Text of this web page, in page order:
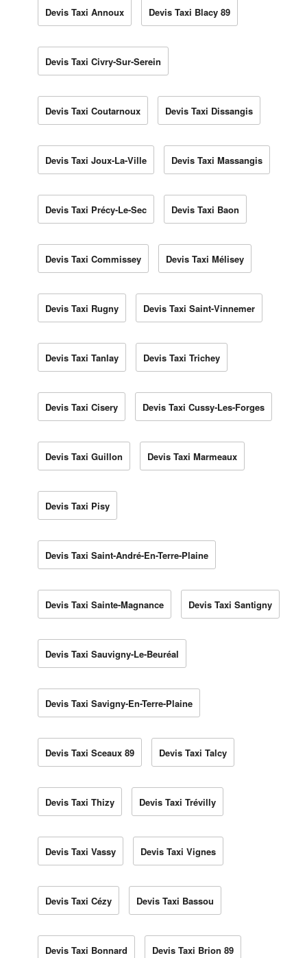
Devis Taxi Annoux Devis Taxi Blacy 89
Devis Taxi Civry-Sur-Serein
Devis Taxi Coutarnoux Devis Taxi Dissangis
Devis Taxi Joux-La-Ville Devis Taxi Massangis
Devis Taxi Précy-Le-Sec Devis Taxi Baon
Devis Taxi Commissey Devis Taxi Mélisey
Devis Taxi Rugny Devis Taxi Saint-Vinnemer
Devis Taxi Tanlay Devis Taxi Trichey
Devis Taxi Cisery Devis Taxi Cussy-Les-Forges
Devis Taxi Guillon Devis Taxi Marmeaux
Devis Taxi Pisy
Devis Taxi Saint-André-En-Terre-Plaine
Devis Taxi Sainte-Magnance Devis Taxi Santigny
Devis Taxi Sauvigny-Le-Beuréal
Devis Taxi Savigny-En-Terre-Plaine
Devis Taxi Sceaux 89 Devis Taxi Talcy
Devis Taxi Thizy Devis Taxi Trévilly
Devis Taxi Vassy Devis Taxi Vignes
Devis Taxi Cézy Devis Taxi Bassou
Devis Taxi Bonnard Devis Taxi Brion 89